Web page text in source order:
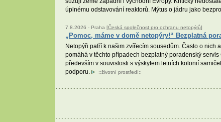
úplnému odstavování reaktorů. Mýtus o jádru jako
7.8.2026 - Praha [Česká společnost pro ochranu netopýrů]
„Pomoc, máme v domě netopýry!“ Bezplatná
Netopýři patří k našim zvířecím sousedům. Často o
pomáhá v těchto případech bezplatný poradenský
především v souvislosti s výskytem letních kolonií
podporu.
::životní prostředí::